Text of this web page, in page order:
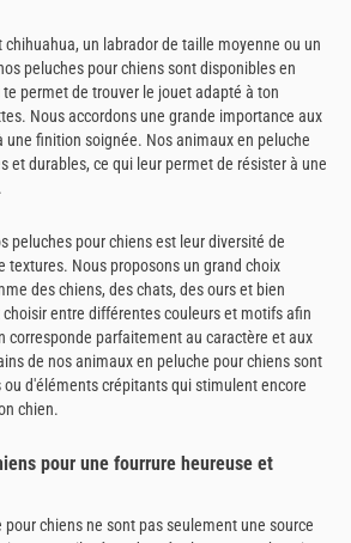
chihuahua, un labrador de taille moyenne ou un
peluches pour chiens sont disponibles en
permet de trouver le jouet adapté à ton
Nous accordons une grande importance aux
une finition soignée. Nos animaux en peluche
et durables, ce qui leur permet de résister à une
peluches pour chiens est leur diversité de
textures. Nous proposons un grand choix
des chiens, des chats, des ours et bien
entre différentes couleurs et motifs afin
corresponde parfaitement au caractère et aux
de nos animaux en peluche pour chiens sont
d'éléments crépitants qui stimulent encore
chien.
pour une fourrure heureuse et
chiens ne sont pas seulement une source